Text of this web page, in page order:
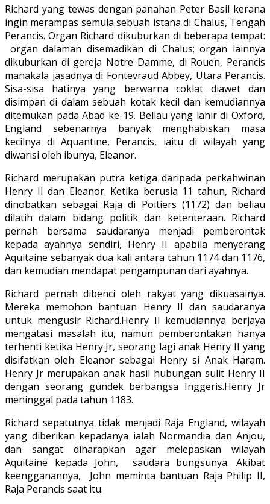
Richard yang tewas dengan panahan Peter Basil kerana
ingin merampas semula sebuah istana di Chalus, Tengah
Perancis. Organ Richard dikuburkan di beberapa tempat:
organ dalaman disemadikan di Chalus; organ lainnya
dikuburkan di gereja Notre Damme, di Rouen, Perancis
manakala jasadnya di Fontevraud Abbey, Utara Perancis.
Sisa-sisa hatinya yang berwarna coklat diawet dan
disimpan di dalam sebuah kotak kecil dan kemudiannya
ditemukan pada Abad ke-19. Beliau yang lahir di Oxford,
England sebenarnya banyak menghabiskan masa
kecilnya di Aquantine, Perancis, iaitu di wilayah yang
diwarisi oleh ibunya, Eleanor.
Richard merupakan putra ketiga daripada perkahwinan
Henry II dan Eleanor. Ketika berusia 11 tahun, Richard
dinobatkan sebagai Raja di Poitiers (1172) dan beliau
dilatih dalam bidang politik dan ketenteraan. Richard
pernah bersama saudaranya menjadi pemberontak
kepada ayahnya sendiri, Henry II apabila menyerang
Aquitaine sebanyak dua kali antara tahun 1174 dan 1176,
dan kemudian mendapat pengampunan dari ayahnya.
Richard pernah dibenci oleh rakyat yang dikuasainya.
Mereka memohon bantuan Henry II dan saudaranya
untuk mengusir Richard.Henry II kemudiannya berjaya
mengatasi masalah itu, namun pemberontakan hanya
terhenti ketika Henry Jr, seorang lagi anak Henry II yang
disifatkan oleh Eleanor sebagai Henry si Anak Haram.
Henry Jr merupakan anak hasil hubungan sulit Henry II
dengan seorang gundek berbangsa Inggeris.Henry Jr
meninggal pada tahun 1183.
Richard sepatutnya tidak menjadi Raja England, wilayah
yang diberikan kepadanya ialah Normandia dan Anjou,
dan sangat diharapkan agar melepaskan wilayah
Aquitaine kepada John, saudara bungsunya. Akibat
keengganannya, John meminta bantuan Raja Philip II,
Raja Perancis saat itu.